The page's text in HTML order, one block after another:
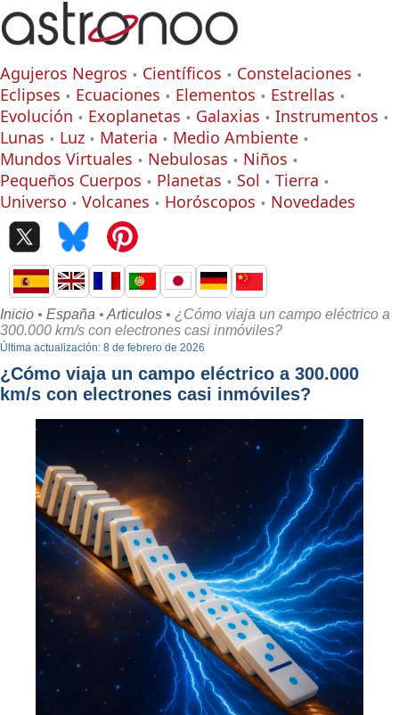
Agujeros Negros Científicos
Constelaciones
Eclipses
Ecuaciones Elementos
Estrellas
Evolución
Exoplanetas Galaxias
Instrumentos
Lunas
Luz Materia
Medio Ambiente
Mundos Virtuales
Nebulosas
Niños
Pequeños Cuerpos
Planetas Sol
Tierra
Universo
Volcanes Horóscopos Novedades
Inicio • España • Articulos • ¿Cómo viaja un campo eléctrico a
300.000 km/s con electrones casi inmóviles?
Última actualización: 8 de febrero de 2026
¿Cómo viaja un campo eléctrico a 300.000
km/s con electrones casi inmóviles?